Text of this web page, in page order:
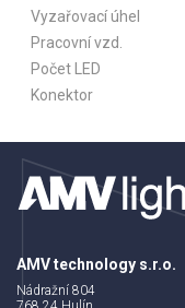
Vyzařovací úhel
Pracovní vzd.
Počet LED
Konektor
AMV technology s.r.o.
Nádražní 804